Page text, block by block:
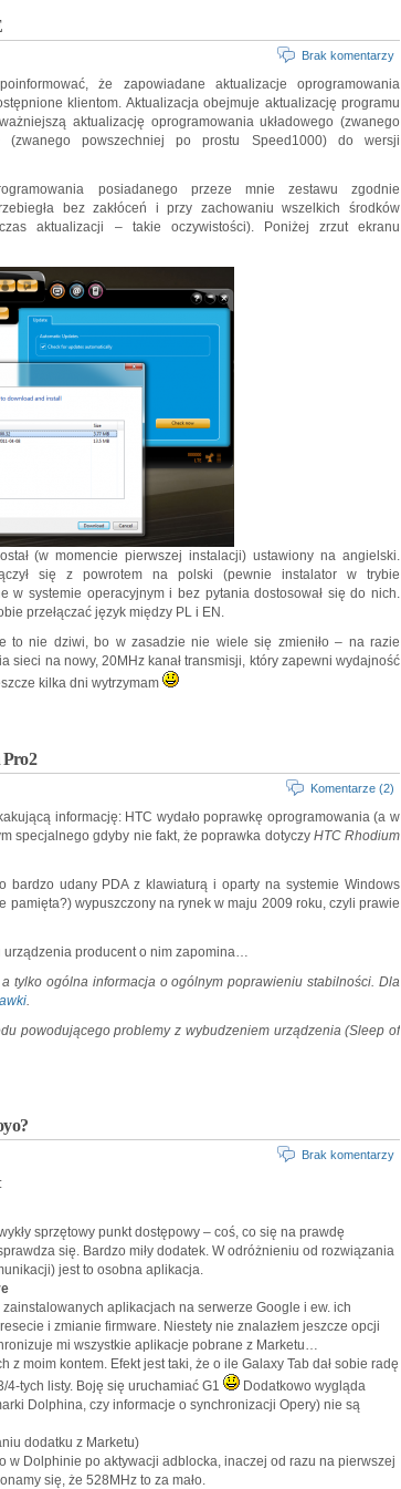
Brak komentarzy
że zapowiadane aktualizacje oprogramowania
klientom. Aktualizacja obejmuje aktualizację programu
aktualizację oprogramowania układowego (zwanego
(zwanego powszechniej po prostu Speed1000) do wersji
posiadanego przeze mnie zestawu zgodnie
bez zakłóceń i przy zachowaniu wszelkich środków
aktualizacji – takie oczywistości). Poniżej zrzut ekranu
(w momencie pierwszej instalacji) ustawiony na angielski.
się z powrotem na polski (pewnie instalator w trybie
w systemie operacyjnym i bez pytania dostosował się do nich.
przełączać język między PL i EN.
to nie dziwi, bo w zasadzie nie wiele się zmieniło – na razie
sieci na nowy, 20MHz kanał transmisji, który zapewni wydajność
kilka dni wytrzymam
Pro2
Komentarze (2)
informację: HTC wydało poprawkę oprogramowania (a w
specjalnego gdyby nie fakt, że poprawka dotyczy HTC Rhodium
bardzo udany PDA z klawiaturą i oparty na systemie Windows
pamięta?) wypuszczony na rynek w maju 2009 roku, czyli prawie
urządzenia producent o nim zapomina…
tylko ogólna informacja o ogólnym poprawieniu stabilności. Dla
.
powodującego problemy z wybudzeniem urządzenia (Sleep of
Brak komentarzy
sprzętowy punkt dostępowy – coś, co się na prawdę
się. Bardzo miły dodatek. W odróżnieniu od rozwiązania
jest to osobna aplikacja.
aplikacjach na serwerze Google i ew. ich
i zmianie firmware. Niestety nie znalazłem jeszcze opcji
mi wszystkie aplikacje pobrane z Marketu…
z moim kontem. Efekt jest taki, że o ile Galaxy Tab dał sobie radę
4-tych listy. Boję się uruchamiać G1
Dodatkowo wygląda
Dolphina, czy informacje o synchronizacji Opery) nie są
dodatku z Marketu)
w Dolphinie po aktywacji adblocka, inaczej od razu na pierwszej
się, że 528MHz to za mało.